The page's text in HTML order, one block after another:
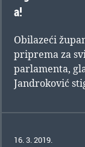
a!
Obilazeći
priprema za
parlamenta,
Jandroković
16. 3. 2019.